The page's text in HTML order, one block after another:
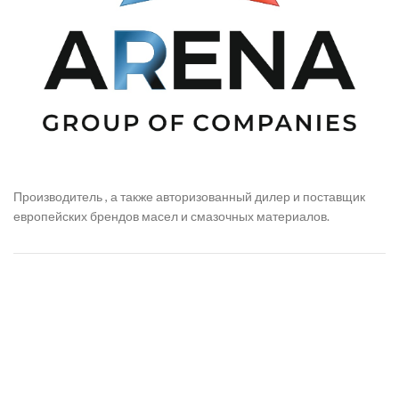
Производитель , а также авторизованный дилер и поставщик
европейских брендов масел и смазочных материалов.